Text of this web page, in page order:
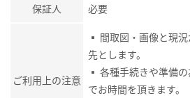
保証人 必要
ご利用上の注意
▪ 間取図・画像と現
先とします。
▪ 各種手続きや準備
でお時間を頂きます。